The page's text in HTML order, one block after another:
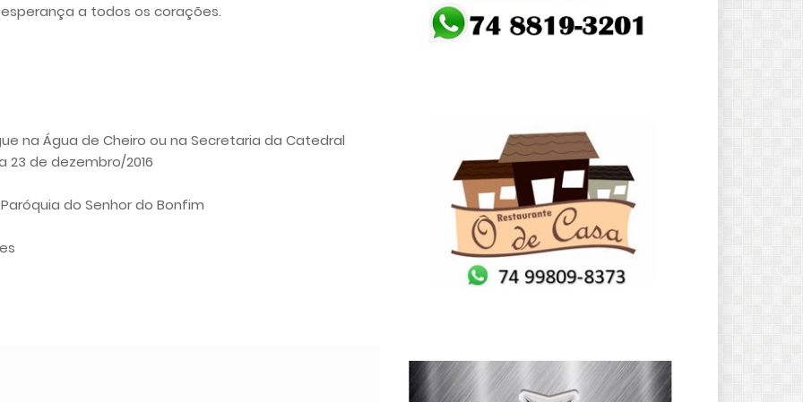
a todos os corações.
na Água de Cheiro ou na Secretaria da Catedral
23 de dezembro/2016
do Senhor do Bonfim